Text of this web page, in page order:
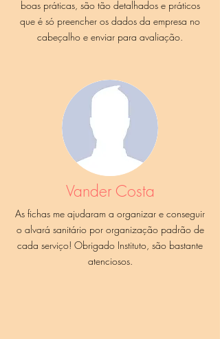
boas práticas, são tão detalhados e práticos
que é só preencher os dados da empresa no
cabeçalho e enviar para avaliação.
Vander Costa
As fichas me ajudaram a organizar e conseguir
o alvará sanitário por organização padrão de
cada serviço! Obrigado Instituto, são bastante
atenciosos.